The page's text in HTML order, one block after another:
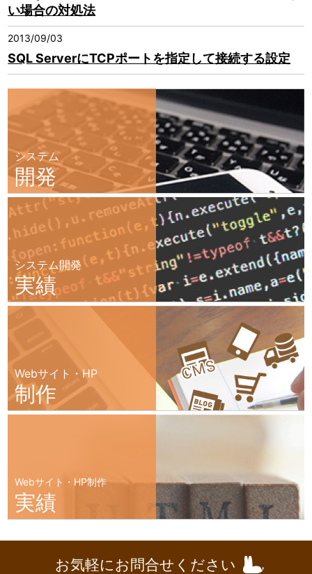
い場合の対処法
2013/09/03
SQL ServerにTCPポートを指定して接続する設定
システム
開発
システム開発
実績
Webサイト・HP
制作
Webサイト・HP制作
実績
お気軽にお問合せください